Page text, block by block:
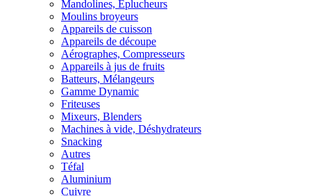
Mandolines, Éplucheurs
Moulins broyeurs
Appareils de cuisson
Appareils de découpe
Aérographes, Compresseurs
Appareils à jus de fruits
Batteurs, Mélangeurs
Gamme Dynamic
Friteuses
Mixeurs, Blenders
Machines à vide, Déshydrateurs
Snacking
Autres
Téfal
Aluminium
Cuivre